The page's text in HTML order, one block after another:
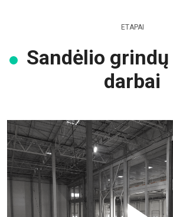
ETAPAI
Sandėlio
darbai